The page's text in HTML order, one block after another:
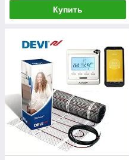
Купить